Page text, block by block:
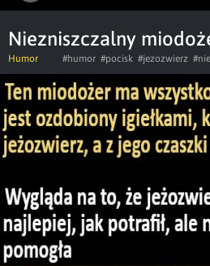
Niezniszczalny
Humor #humor #pocisk #jezozwierz